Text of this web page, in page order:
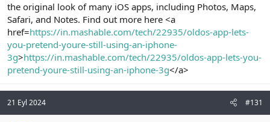
the original look of many iOS apps, including Photos, Maps,
Safari, and Notes. Find out more here <a
href=https://in.mashable.com/tech/22935/oldos-app-lets-
you-pretend-youre-still-using-an-iphone-
3g>https://in.mashable.com/tech/22935/oldos-app-lets-you-
pretend-youre-still-using-an-iphone-3g</a>
21 Eyl 2024 #131